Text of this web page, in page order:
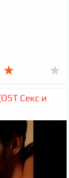
★ ★
Секс и